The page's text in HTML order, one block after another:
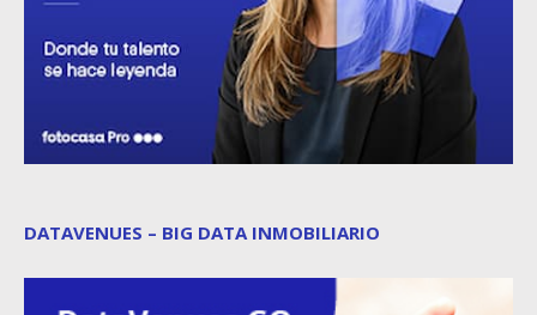
DATAVENUES – BIG DATA INMOBILIARIO